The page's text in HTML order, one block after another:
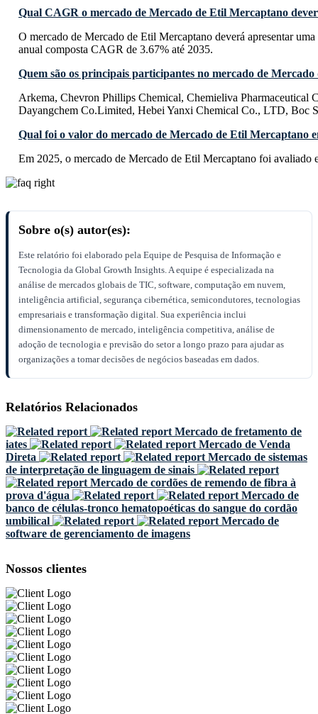
Qual CAGR o mercado de Mercado de Etil Mercaptano
O mercado de Mercado de Etil Mercaptano deverá apresentar
anual composta CAGR de 3.67% até 2035.
Quem são os principais participantes no mercado de
Arkema, Chevron Phillips Chemical, Chemieliva Pharmaceutical
Dayangchem Co.Limited, Hebei Yanxi Chemical Co., LTD, Boc
Qual foi o valor do mercado de Mercado de Etil Mercaptano
Em 2025, o mercado de Mercado de Etil Mercaptano foi
Sobre o(s) autor(es):
Este relatório foi elaborado pela Equipe de Pesquisa de Informação e
Tecnologia da Global Growth Insights. A equipe é especializada na
análise de mercados globais de TIC, software, computação em nuvem,
inteligência artificial, segurança cibernética, semicondutores, tecnologias
empresariais e transformação digital. Sua experiência inclui
dimensionamento de mercado, inteligência competitiva, análise de
adoção de tecnologia e previsão do setor a longo prazo para ajudar as
organizações a tomar decisões de negócios baseadas em dados.
Relatórios Relacionados
Mercado de fretamento de
iates
Mercado de Venda
Direta
Mercado de sistemas
de interpretação de linguagem de sinais
Mercado de cordões de remendo de fibra à
prova d'água
Mercado de
banco de células-tronco hematopoéticas do sangue do cordão
umbilical
Mercado de
software de gerenciamento de imagens
Nossos clientes